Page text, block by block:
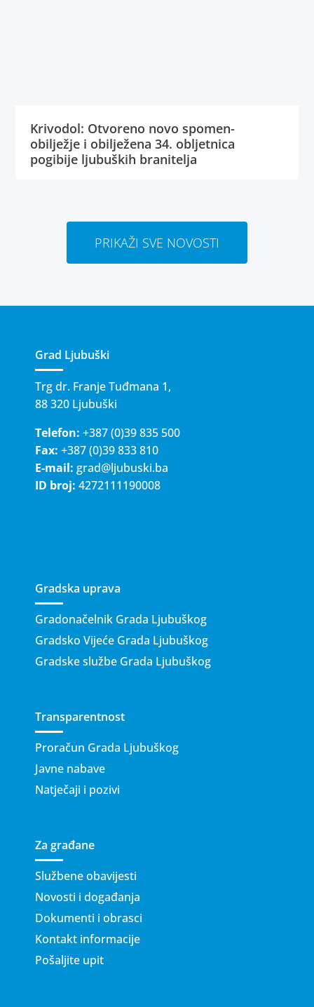
Krivodol: Otvoreno novo spomen-
obilježje i obilježena 34. obljetnica
pogibije ljubuških branitelja
PRIKAŽI SVE NOVOSTI
Grad Ljubuški
Trg dr. Franje Tuđmana 1,
88 320 Ljubuški
Telefon: +387 (0)39 835 500
Fax: +387 (0)39 833 810
E-mail: grad@ljubuski.ba
ID broj: 4272111190008
Gradska uprava
Gradonačelnik Grada Ljubuškog
Gradsko Vijeće Grada Ljubuškog
Gradske službe Grada Ljubuškog
Transparentnost
Proračun Grada Ljubuškog
Javne nabave
Natječaji i pozivi
Za građane
Službene obavijesti
Novosti i događanja
Dokumenti i obrasci
Kontakt informacije
Pošaljite upit